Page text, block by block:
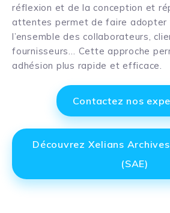
réflexion et de la conception et
attentes permet de faire adopter
l’ensemble des collaborateurs,
fournisseurs… Cette approche
adhésion plus rapide et efficace.
Contactez nos
Découvrez Xelians
(SAE)